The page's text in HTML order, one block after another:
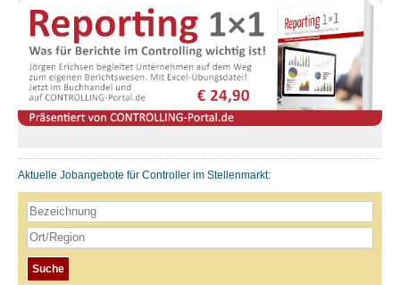
Aktuelle Jobangebote für Controller im Stellenmarkt: